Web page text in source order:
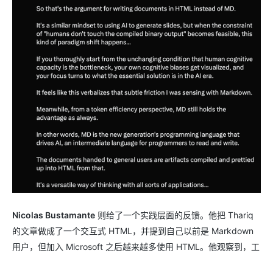
Nicolas Bustamante 则给了一个实践层面的反馈。他把 Thariq
的文章做成了一个交互式 HTML，并提到自己以前是 Markdown
用户，但加入 Microsoft 之后越来越多使用 HTML。他观察到，工